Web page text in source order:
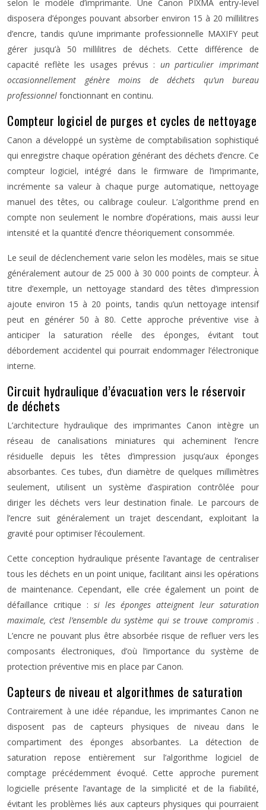
selon le modèle d’imprimante. Une Canon PIXMA entry-level
disposera d’éponges pouvant absorber environ 15 à 20 millilitres
d’encre, tandis qu’une imprimante professionnelle MAXIFY peut
gérer jusqu’à 50 millilitres de déchets. Cette différence de
capacité reflète les usages prévus : un particulier imprimant
occasionnellement génère moins de déchets qu’un bureau
professionnel fonctionnant en continu.
Compteur logiciel de purges et cycles de nettoyage
Canon a développé un système de comptabilisation sophistiqué
qui enregistre chaque opération générant des déchets d’encre. Ce
compteur logiciel, intégré dans le firmware de l’imprimante,
incrémente sa valeur à chaque purge automatique, nettoyage
manuel des têtes, ou calibrage couleur. L’algorithme prend en
compte non seulement le nombre d’opérations, mais aussi leur
intensité et la quantité d’encre théoriquement consommée.
Le seuil de déclenchement varie selon les modèles, mais se situe
généralement autour de 25 000 à 30 000 points de compteur. À
titre d’exemple, un nettoyage standard des têtes d’impression
ajoute environ 15 à 20 points, tandis qu’un nettoyage intensif
peut en générer 50 à 80. Cette approche préventive vise à
anticiper la saturation réelle des éponges, évitant tout
débordement accidentel qui pourrait endommager l’électronique
interne.
Circuit hydraulique d’évacuation vers le réservoir
de déchets
L’architecture hydraulique des imprimantes Canon intègre un
réseau de canalisations miniatures qui acheminent l’encre
résiduelle depuis les têtes d’impression jusqu’aux éponges
absorbantes. Ces tubes, d’un diamètre de quelques millimètres
seulement, utilisent un système d’aspiration contrôlée pour
diriger les déchets vers leur destination finale. Le parcours de
l’encre suit généralement un trajet descendant, exploitant la
gravité pour optimiser l’écoulement.
Cette conception hydraulique présente l’avantage de centraliser
tous les déchets en un point unique, facilitant ainsi les opérations
de maintenance. Cependant, elle crée également un point de
défaillance critique : si les éponges atteignent leur saturation
maximale, c’est l’ensemble du système qui se trouve compromis .
L’encre ne pouvant plus être absorbée risque de refluer vers les
composants électroniques, d’où l’importance du système de
protection préventive mis en place par Canon.
Capteurs de niveau et algorithmes de saturation
Contrairement à une idée répandue, les imprimantes Canon ne
disposent pas de capteurs physiques de niveau dans le
compartiment des éponges absorbantes. La détection de
saturation repose entièrement sur l’algorithme logiciel de
comptage précédemment évoqué. Cette approche purement
logicielle présente l’avantage de la simplicité et de la fiabilité,
évitant les problèmes liés aux capteurs physiques qui pourraient